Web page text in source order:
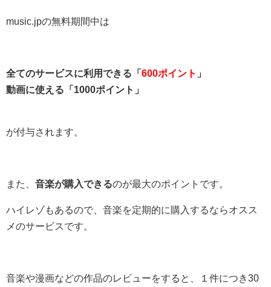
music.jpの無料期間中は
全てのサービスに利用できる「 600ポイント 」
動画に使える「1000ポイント」
が付与されます。
また、 音楽が購入できるのが最大のポイントです。
ハイレゾもあるので、音楽を定期的に購入するならオスス
メのサービスです。
音楽や漫画などの作品のレビューをすると、１件につき30